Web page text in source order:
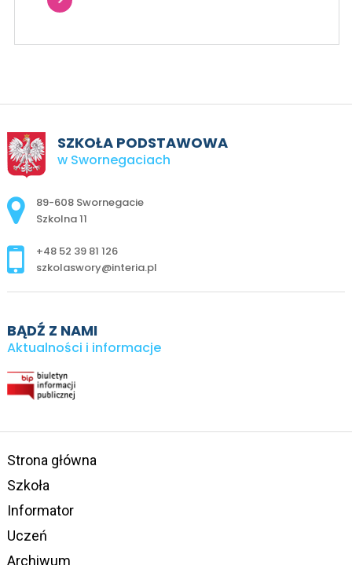
SZKOŁA PODSTAWOWA
w Swornegaciach
Adres pocztowy:
89-608 Swornegacie
Szkolna 11
+48 52 39 81 126
szkolaswory@interia.pl
BĄDŹ Z NAMI
Aktualności i informacje
Strona główna
Szkoła
Informator
Uczeń
Archiwum